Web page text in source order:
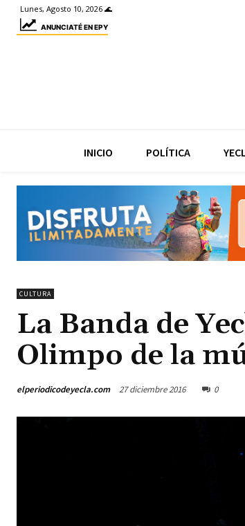
Lunes, Agosto 10, 2026 🌊
ANUNCIATÉ EN EPY
INICIO POLÍTICA
CULTURA
La Banda de
Olimpo de la
elperiodicodeyecla.com 27 diciembre 2016 0